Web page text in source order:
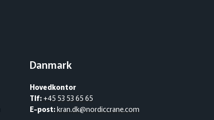
Danmark
Hovedkontor
Tlf:+45 53 53 65 65
E-post:kran.dk@nordiccrane.com